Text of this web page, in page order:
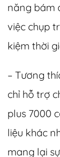
năng bám
việc chụp
kiệm thời
– Tương
chỉ hỗ trợ
plus 7000
liệu khác
mang lại